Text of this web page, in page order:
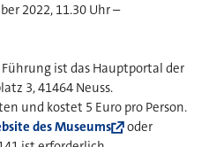
2022, 11.30 Uhr –
ist das Hauptportal der
3, 41464 Neuss.
und kostet 5 Euro pro Person.
des Museums
oder